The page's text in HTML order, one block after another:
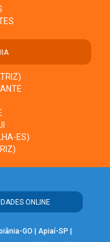
ES)
ONLINE
GO Apiaí-SP